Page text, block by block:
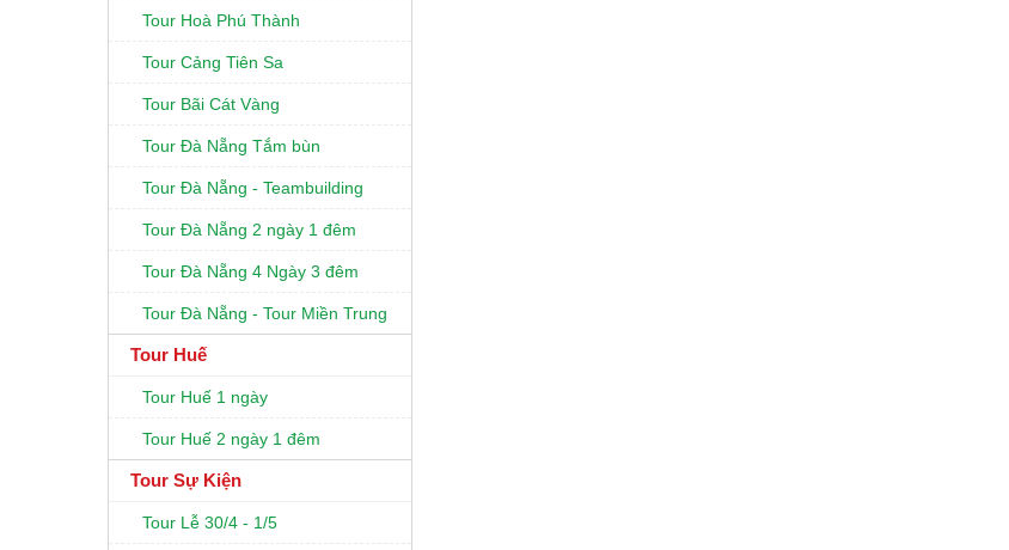
Tour Hoà Phú Thành
Tour Cảng Tiên Sa
Tour Bãi Cát Vàng
Tour Đà Nẵng Tắm bùn
Tour Đà Nẵng - Teambuilding
Tour Đà Nẵng 2 ngày 1 đêm
Tour Đà Nẵng 4 Ngày 3 đêm
Tour Đà Nẵng - Tour Miền Trung
Tour Huế
Tour Huế 1 ngày
Tour Huế 2 ngày 1 đêm
Tour Sự Kiện
Tour Lễ 30/4 - 1/5